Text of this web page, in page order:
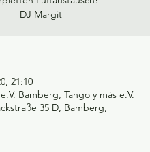
DJ Margit
21:10
Bamberg, Tango y más e.V.
35 D, Bamberg,